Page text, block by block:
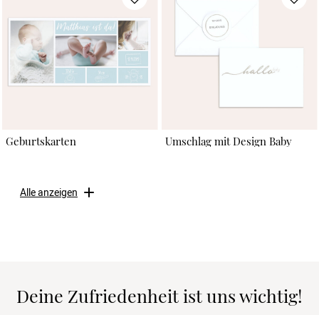
Geburtskarten Umschlag mit Design Baby
Alle anzeigen
Deine Zufriedenheit ist uns wichtig!